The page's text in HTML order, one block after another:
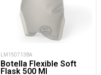
LM150713BA
Botella Flexible Soft
Flask 500 Ml